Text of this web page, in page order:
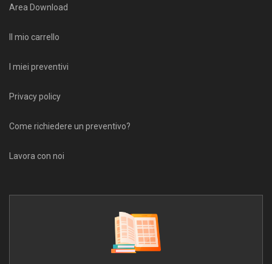
Area Download
Il mio carrello
I miei preventivi
Privacy policy
Come richiedere un preventivo?
Lavora con noi